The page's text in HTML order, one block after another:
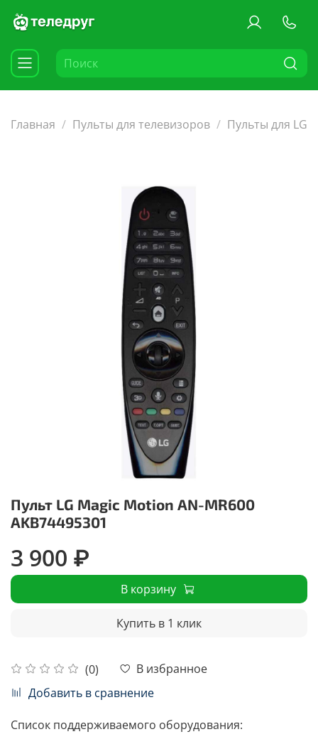
Главная Пульты для телевизоров Пульты для LG
Пульт LG Magic Motion AN-MR600
AKB74495301
(0)
В избранное
Добавить в сравнение
3 900 ₽
В корзину
Купить в 1 клик
Cписок поддерживаемого оборудования: